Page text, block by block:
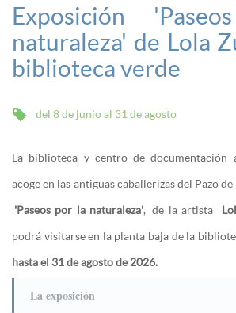
Exposición
naturaleza' de Lola
biblioteca verde
del 8 de junio al 31 de agosto
La biblioteca y centro de documentación
acoge en las antiguas caballerizas del Pazo
'Paseos por la naturaleza', de la artista
podrá visitarse en la planta baja de la
hasta el 31 de agosto de 2026.
La exposición